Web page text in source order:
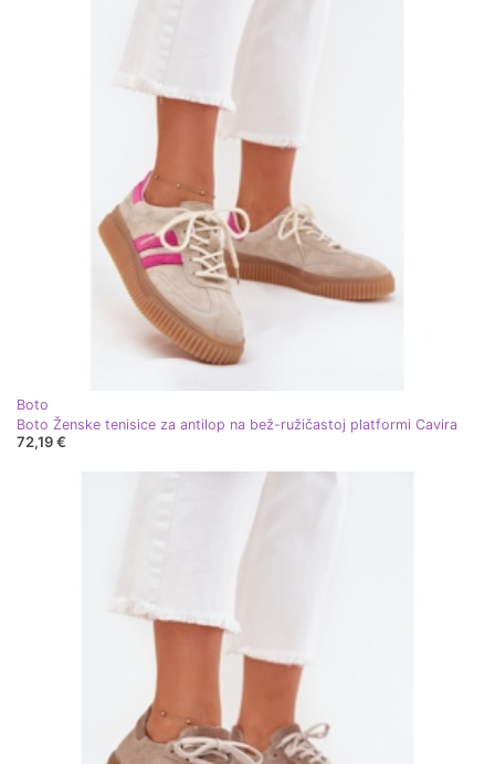
Boto
Boto Ženske tenisice za antilop na bež-ružičastoj platformi Cavira
72,19 €